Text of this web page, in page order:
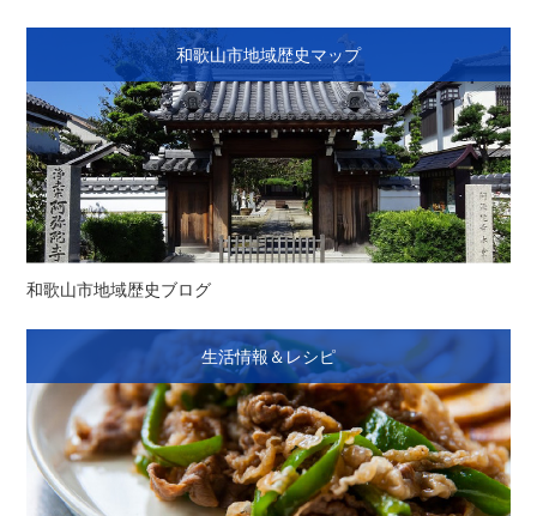
和歌山市地域歴史マップ
和歌山市地域歴史ブログ
生活情報＆レシピ